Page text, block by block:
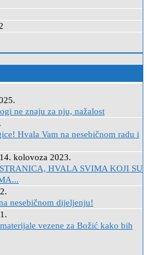
ne znaju za nju, nažalost
Hvala Vam na nesebičnom radu i
14. kolovoza 2023.
HVALA SVIMA KOJI SU
nesebičnom dijeljenju!
vezene za Božić kako bih